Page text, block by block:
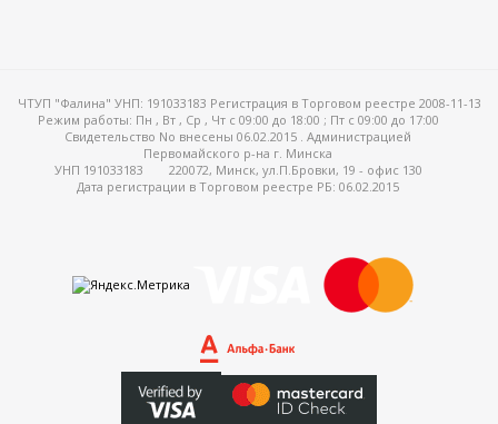
ЧТУП "Фалина" УНП: 191033183 Регистрация в Торговом реестре 2008-11-13
Режим работы: Пн , Вт , Ср , Чт c 09:00 до 18:00 ; Пт c 09:00 до 17:00
Свидетельство No внесены 06.02.2015 . Администрацией
Первомайского р-на г. Минска
УНП 191033183
220072, Минск, ул.П.Бровки, 19 - офис 130
Дата регистрации в Торговом реестре РБ: 06.02.2015